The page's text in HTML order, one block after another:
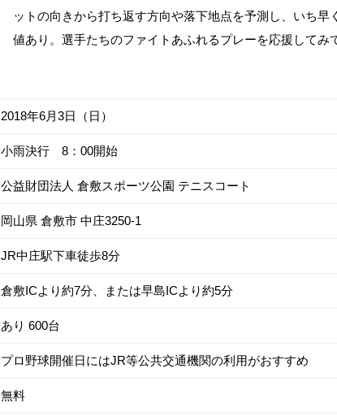
ットの向きから打ち返す方向や落下地点を予測し、いち早
値あり。選手たちのファイトあふれるプレーを応援してみ
2018年6月3日（日）
小雨決行 8：00開始
公益財団法人 倉敷スポーツ公園 テニスコート
岡山県 倉敷市 中庄3250-1
JR中庄駅下車徒歩8分
倉敷ICより約7分、または早島ICより約5分
あり 600台
プロ野球開催日にはJR等公共交通機関の利用がおすすめ
無料